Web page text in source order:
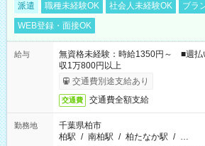
派遣 職種未経験OK 社会人未経験OK
ブラ
WEB登録・面接OK
給与
無資格未経験：時給1350円～ ■週
収1万800円以上
交通費別途支給あり
交通費 交通費全額支給
勤務地
千葉県柏市
柏駅 / 南柏駅 / 柏たなか駅 / …